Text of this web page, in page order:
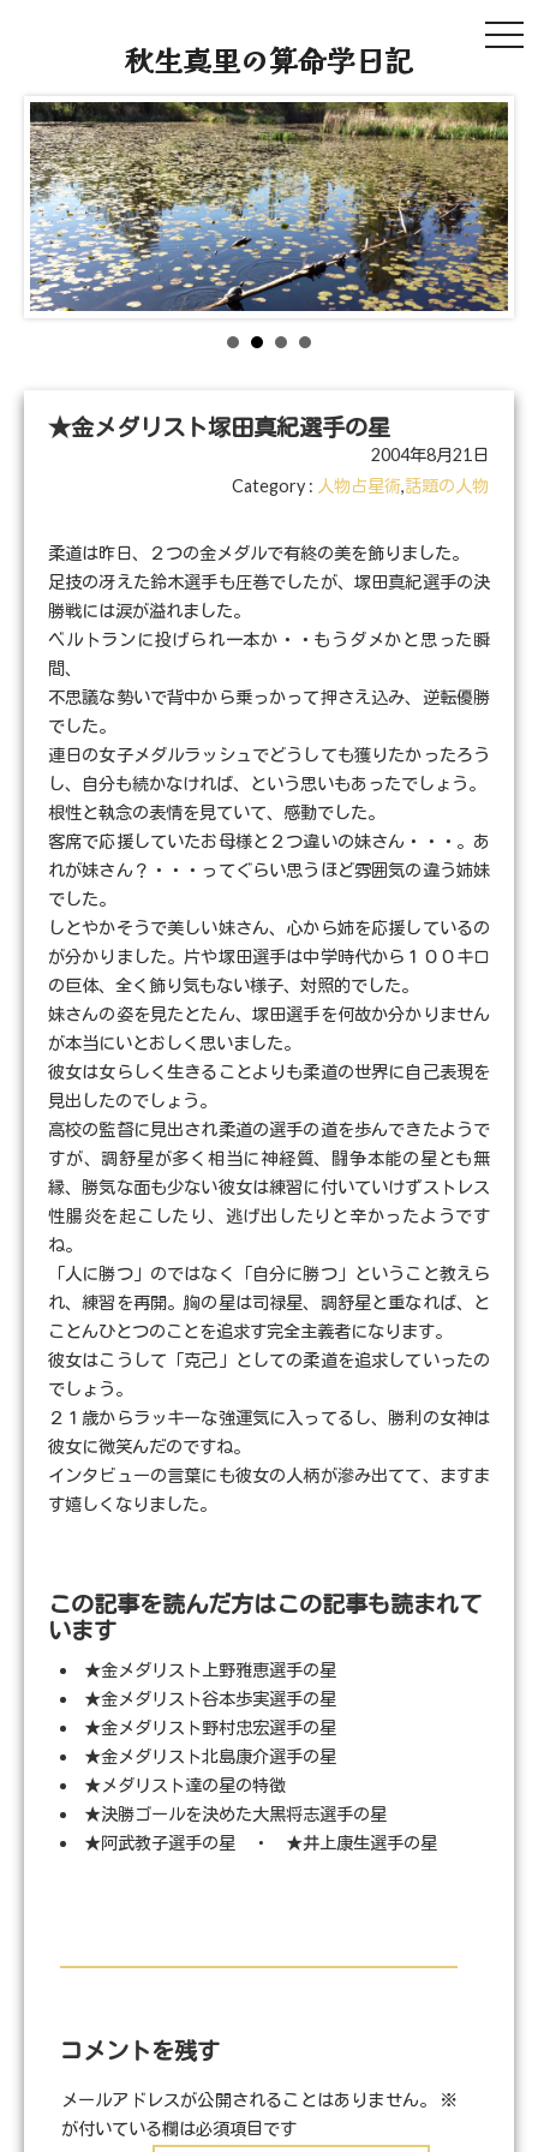
秋生真里の算命学日記
★金メダリスト塚田真紀選手の星
2004年8月21日
Category : 人物占星術,話題の人物
柔道は昨日、２つの金メダルで有終の美を飾りました。
足技の冴えた鈴木選手も圧巻でしたが、塚田真紀選手の決
勝戦には涙が溢れました。
ベルトランに投げられ一本か・・もうダメかと思った瞬
間、
不思議な勢いで背中から乗っかって押さえ込み、逆転優勝
でした。
連日の女子メダルラッシュでどうしても獲りたかったろう
し、自分も続かなければ、という思いもあったでしょう。
根性と執念の表情を見ていて、感動でした。
客席で応援していたお母様と２つ違いの妹さん・・・。あ
れが妹さん？・・・ってぐらい思うほど雰囲気の違う姉妹
でした。
しとやかそうで美しい妹さん、心から姉を応援しているの
が分かりました。片や塚田選手は中学時代から１００キロ
の巨体、全く飾り気もない様子、対照的でした。
妹さんの姿を見たとたん、塚田選手を何故か分かりません
が本当にいとおしく思いました。
彼女は女らしく生きることよりも柔道の世界に自己表現を
見出したのでしょう。
高校の監督に見出され柔道の選手の道を歩んできたようで
すが、調舒星が多く相当に神経質、闘争本能の星とも無
縁、勝気な面も少ない彼女は練習に付いていけずストレス
性腸炎を起こしたり、逃げ出したりと辛かったようです
ね。
「人に勝つ」のではなく「自分に勝つ」ということ教えら
れ、練習を再開。胸の星は司禄星、調舒星と重なれば、と
ことんひとつのことを追求す完全主義者になります。
彼女はこうして「克己」としての柔道を追求していったの
でしょう。
２１歳からラッキーな強運気に入ってるし、勝利の女神は
彼女に微笑んだのですね。
インタビューの言葉にも彼女の人柄が滲み出てて、ますま
す嬉しくなりました。
この記事を読んだ方はこの記事も読まれて
います
★金メダリスト上野雅恵選手の星
★金メダリスト谷本歩実選手の星
★金メダリスト野村忠宏選手の星
★金メダリスト北島康介選手の星
★メダリスト達の星の特徴
★決勝ゴールを決めた大黒将志選手の星
★阿武教子選手の星 ・ ★井上康生選手の星
コメントを残す
メールアドレスが公開されることはありません。
※
が付いている欄は必須項目です